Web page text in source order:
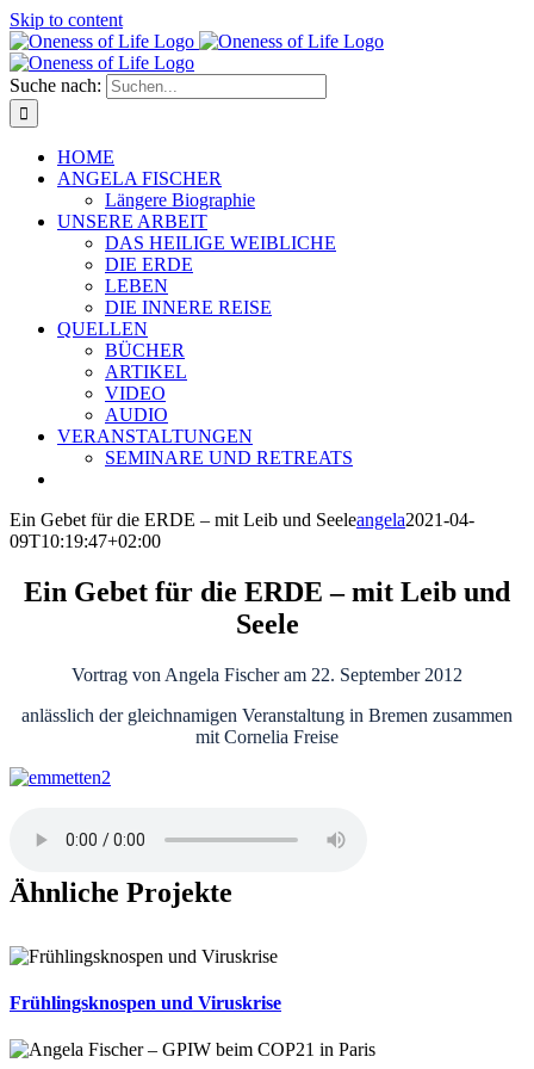
Skip to content
Suche nach:
HOME
ANGELA FISCHER
Längere Biographie
UNSERE ARBEIT
DAS HEILIGE WEIBLICHE
DIE ERDE
LEBEN
DIE INNERE REISE
QUELLEN
BÜCHER
ARTIKEL
VIDEO
AUDIO
VERANSTALTUNGEN
SEMINARE UND RETREATS
Ein Gebet für die ERDE – mit Leib und Seeleangela2021-04-
09T10:19:47+02:00
Ein Gebet für die ERDE – mit Leib und
Seele
Vortrag von Angela Fischer am 22. September 2012
anlässlich der gleichnamigen Veranstaltung in Bremen zusammen
mit Cornelia Freise
Ähnliche Projekte
Frühlingsknospen und Viruskrise